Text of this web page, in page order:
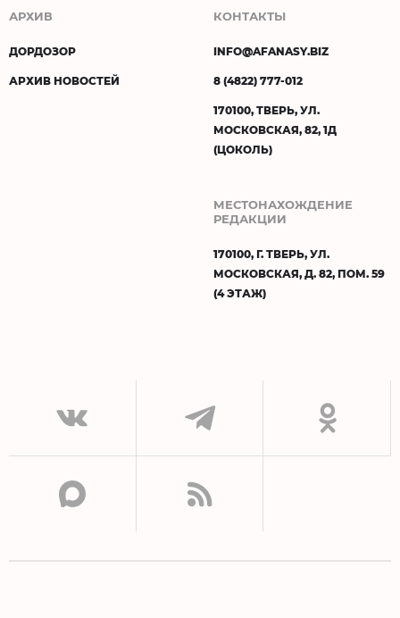
АРХИВ
ДОРДОЗОР
АРХИВ НОВОСТЕЙ
КОНТАКТЫ
INFO@AFANASY.BIZ
8 (4822) 777-012
170100, ТВЕРЬ, УЛ.
МОСКОВСКАЯ, 82, 1Д
(ЦОКОЛЬ)
МЕСТОНАХОЖДЕНИЕ
РЕДАКЦИИ
170100, Г. ТВЕРЬ, УЛ.
МОСКОВСКАЯ, Д. 82, ПОМ. 59
(4 ЭТАЖ)